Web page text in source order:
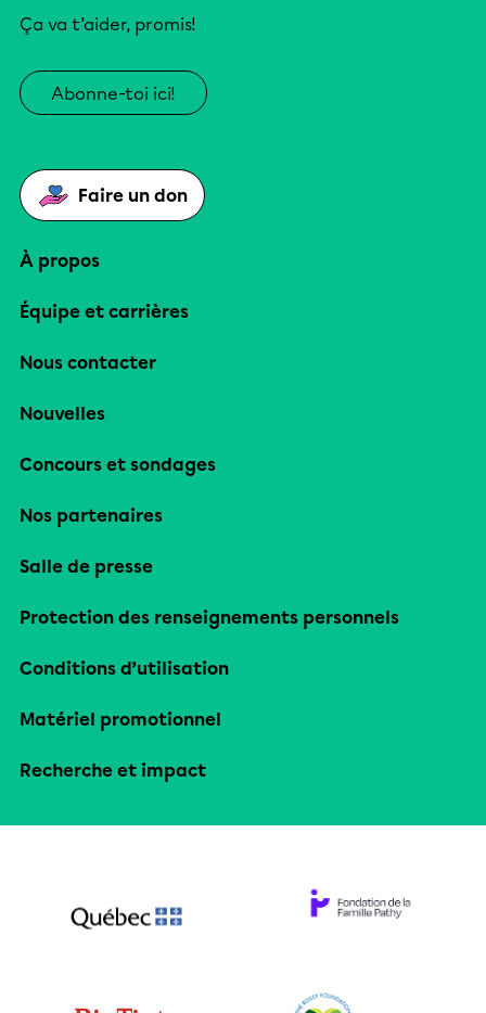
Ça va t’aider, promis!
Abonne-toi ici!
Faire un don
À propos
Équipe et carrières
Nous contacter
Nouvelles
Concours et sondages
Nos partenaires
Salle de presse
Protection des renseignements personnels
Conditions d’utilisation
Matériel promotionnel
Recherche et impact